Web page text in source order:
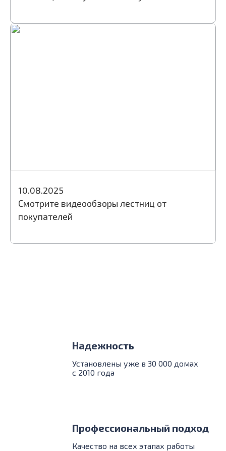
10.08.2025
Смотрите видеообзоры лестниц от
покупателей
Надежность
Установлены уже в 30 000 домах
с 2010 года
Профессиональный подход
Качество на всех этапах работы